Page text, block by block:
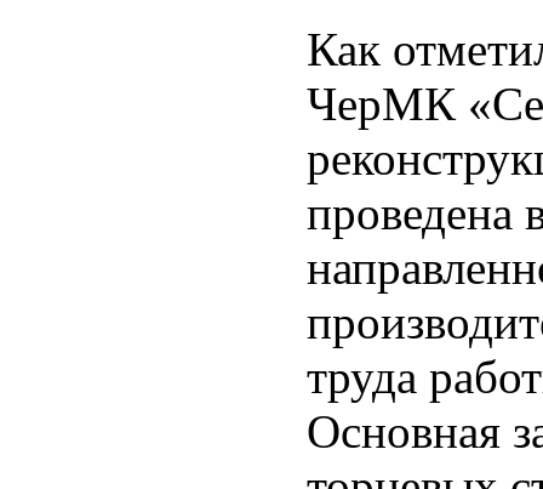
Как
ЧерМК
проведена
труда
Основная